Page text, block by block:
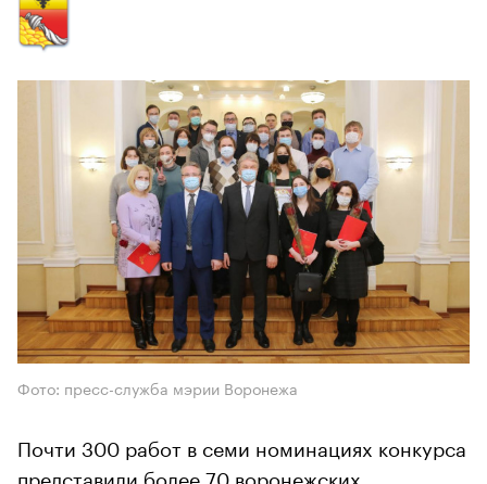
Фото: пресс-служба мэрии Воронежа
Почти 300 работ в семи номинациях конкурса
представили более 70 воронежских